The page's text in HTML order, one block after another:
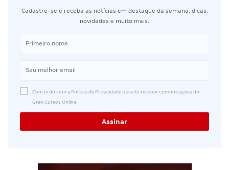
Cadastre-se e receba as notícias em destaque da semana, dicas,
novidades e muito mais.
Concordo com a Política de Privacidade e aceito receber comunicações do
Gran Cursos Online.